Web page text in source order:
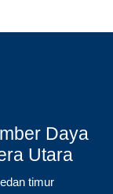
Daya
Utara
timur